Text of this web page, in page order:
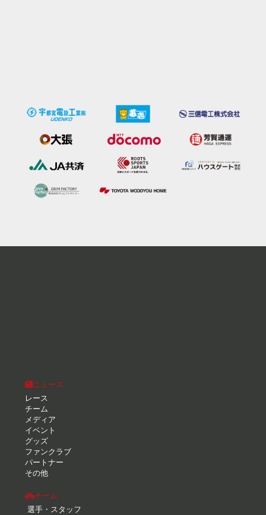
ニュース
レース
チーム
メディア
イベント
グッズ
ファンクラブ
パートナー
その他
チーム
選手・スタッフ